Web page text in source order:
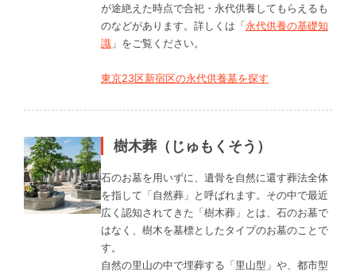
が途絶えた時点で合祀・永代供養してもらえるも
のなどがあります。詳しくは「永代供養の基礎知
識 」をご覧ください。
東京23区新宿区の永代供養墓を探す
樹木葬（じゅもくそう）
石のお墓を用いずに、遺骨を自然に還す葬法全体
を指して「自然葬」と呼ばれます。その中で最近
広く認知されてきた「樹木葬」とは、石のお墓で
はなく、樹木を墓標としたタイプのお墓のことで
す。
自然の里山の中で埋葬する「里山型」や、都市型